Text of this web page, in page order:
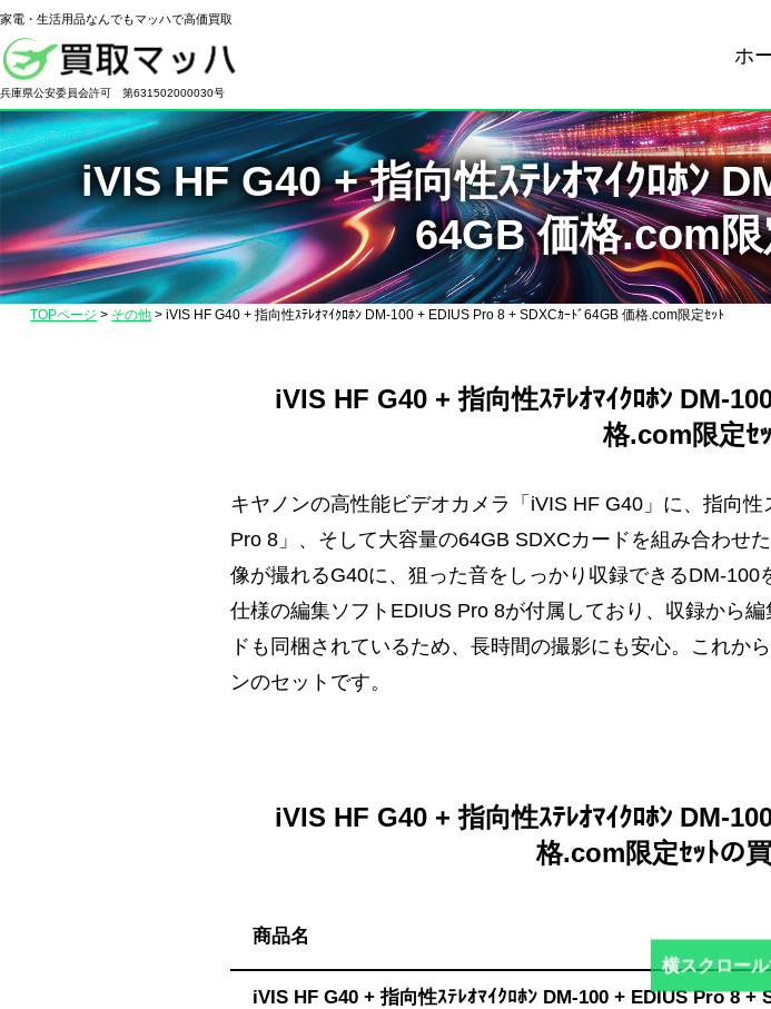
家電・生活用品なんでもマッハで高価買取
製
品
の
高
価
買
取
な
取
ハ】
料・
ス
ピ
兵庫県公安委員会許可 第631502000030号
ホ
iVIS HF G40 + 指向性ｽﾃﾚｵﾏｲｸﾛﾎﾝ
64GB 価格.com
TOPページ > その他 >iVIS HF G40 + 指向性ｽﾃﾚｵﾏｲｸﾛﾎﾝ DM-100 + EDIUS Pro 8 + SDXCｶｰﾄﾞ64GB 価格.com限定ｾｯﾄ
iVIS HF G40 + 指向性ｽﾃﾚｵﾏｲｸﾛﾎﾝ DM-
格.com限定ｾ
キヤノンの高性能ビデオカメラ「iVIS HF G40」に、指向
Pro 8」、そして大容量の64GB SDXCカードを組み合わせ
像が撮れるG40に、狙った音をしっかり収録できるDM-
仕様の編集ソフトEDIUS Pro 8が付属しており、収録から
ドも同梱されているため、長時間の撮影にも安心。これか
ンのセットです。
iVIS HF G40 + 指向性ｽﾃﾚｵﾏｲｸﾛﾎﾝ DM-
格.com限定ｾｯﾄの
商品名
iVIS HF G40 + 指向性ｽﾃﾚｵﾏｲｸﾛﾎﾝ DM-100 + EDIUS Pro 8 +
横スクロー